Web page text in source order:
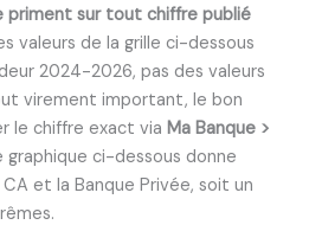
priment sur tout chiffre publié
valeurs de la grille ci-dessous
2024-2026, pas des valeurs
virement important, le bon
le chiffre exact viaMa Banque >
graphique ci-dessous donne
et la Banque Privée, soit un